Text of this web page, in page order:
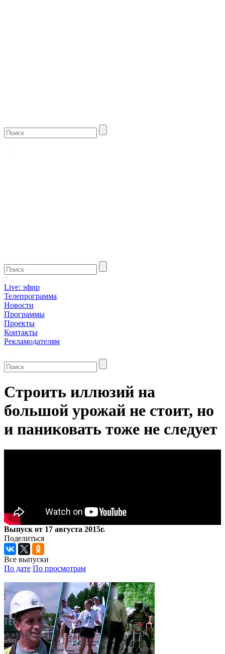
Live: эфир
Телепрограмма
Новости
Программы
Проекты
Контакты
Рекламодателям
Строить иллюзий на
большой урожай не стоит, но
и паниковать тоже не следует
Выпуск от 17 августа 2015г.
Поделиться
Все выпуски
По дате По просмотрам